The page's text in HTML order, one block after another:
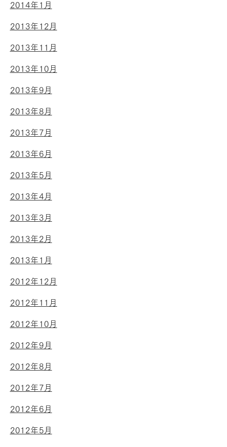
2014年1月
2013年12月
2013年11月
2013年10月
2013年9月
2013年8月
2013年7月
2013年6月
2013年5月
2013年4月
2013年3月
2013年2月
2013年1月
2012年12月
2012年11月
2012年10月
2012年9月
2012年8月
2012年7月
2012年6月
2012年5月